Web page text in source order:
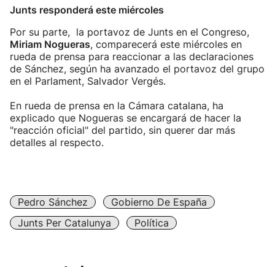
Junts responderá este miércoles
Por su parte, la portavoz de Junts en el Congreso,
Miriam Nogueras, comparecerá este miércoles en
rueda de prensa para reaccionar a las declaraciones
de Sánchez, según ha avanzado el portavoz del grupo
en el Parlament, Salvador Vergés.
En rueda de prensa en la Cámara catalana, ha
explicado que Nogueras se encargará de hacer la
"reacción oficial" del partido, sin querer dar más
detalles al respecto.
Pedro Sánchez
Gobierno De España
Junts Per Catalunya
Política